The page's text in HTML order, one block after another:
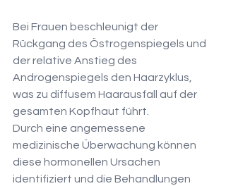
Bei Frauen beschleunigt der
Rückgang des Östrogenspiegels und
der relative Anstieg des
Androgenspiegels den Haarzyklus,
was zu diffusem Haarausfall auf der
gesamten Kopfhaut führt.
Durch eine angemessene
medizinische Überwachung können
diese hormonellen Ursachen
identifiziert und die Behandlungen